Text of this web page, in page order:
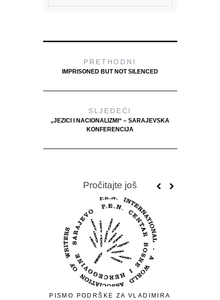
PRETHODNI
IMPRISONED BUT NOT SILENCED
SLJEDEĆI
„JEZICI I NACIONALIZMI“ – SARAJEVSKA
KONFERENCIJA
Pročitajte još
PISMO PODRŠKE ZA VLADIMIRA